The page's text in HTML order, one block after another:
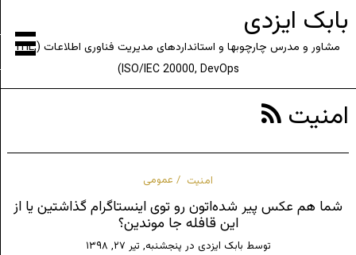
بابک ایزدی
مشاور و مدرس چارچوبها و استانداردهای مدیریت فناوری اطلاعات (ITIL,
ISO/IEC 20000, DevOps)
امنیت
امنیت عمومی
شما هم عکس پیر شده‌اتون رو توی اینستاگرام گذاشتین یا از
این قافله جا موندین؟
توسط بابک ایزدی در پنجشنبه, تیر ۲۷, ۱۳۹۸